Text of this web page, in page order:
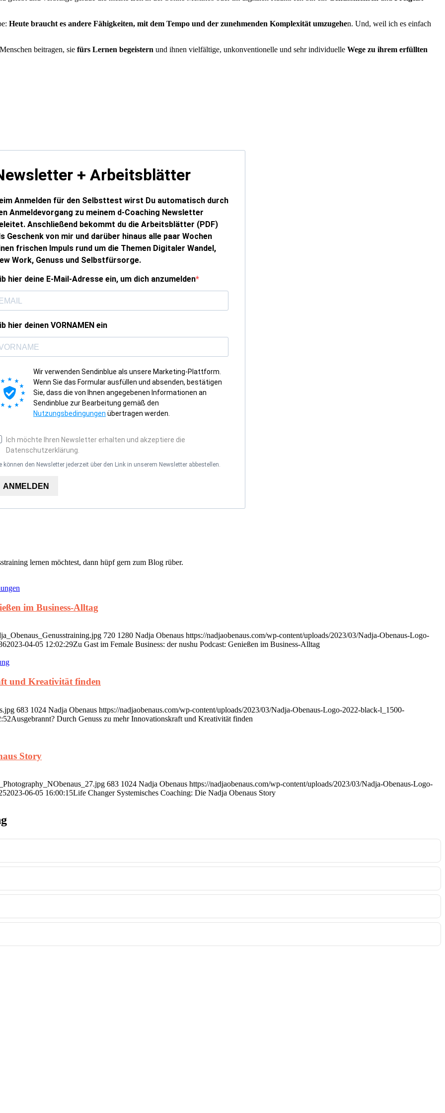
Heute braucht es andere Fähigkeiten, mit dem Tempo und der zunehmenden Komplexität umzugehen. Und, weil ich es einfach
beitragen, sie fürs Lernen begeistern und ihnen vielfältige, unkonventionelle und sehr individuelle Wege zu ihrem erfüllten
+ Arbeitsblätter
Anmelden für den Selbsttest wirst Du automatisch durch
Anmeldevorgang zu meinem d-Coaching Newsletter
Anschließend bekommt du die Arbeitsblätter (PDF)
Geschenk von mir und darüber hinaus alle paar Wochen
frischen Impuls rund um die Themen Digitaler Wandel,
Work, Genuss und Selbstfürsorge.
hier deine E-Mail-Adresse ein, um dich anzumelden
hier deinen VORNAMEN ein
Wir verwenden Sendinblue als unsere Marketing-Plattform.
Wenn Sie das Formular ausfüllen und absenden, bestätigen
Sie, dass die von Ihnen angegebenen Informationen an
Sendinblue zur Bearbeitung gemäß den
Nutzungsbedingungen übertragen werden.
Ich möchte Ihren Newsletter erhalten und akzeptiere die
Datenschutzerklärung.
können den Newsletter jederzeit über den Link in unserem Newsletter abbestellen.
ANMELDEN
lernen möchtest, dann hüpf gern zum Blog rüber.
im Business-Alltag
720 1280 Nadja Obenaus https://nadjaobenaus.com/wp-content/uploads/2023/03/Nadja-Obenaus-Logo-
2023-04-05 12:02:29Zu Gast im Female Business: der nushu Podcast: Genießen im Business-Alltag
und Kreativität finden
683 1024 Nadja Obenaus https://nadjaobenaus.com/wp-content/uploads/2023/03/Nadja-Obenaus-Logo-2022-black-l_1500-
Ausgebrannt? Durch Genuss zu mehr Innovationskraft und Kreativität finden
Story
683 1024 Nadja Obenaus https://nadjaobenaus.com/wp-content/uploads/2023/03/Nadja-Obenaus-Logo-
2023-06-05 16:00:15Life Changer Systemisches Coaching: Die Nadja Obenaus Story